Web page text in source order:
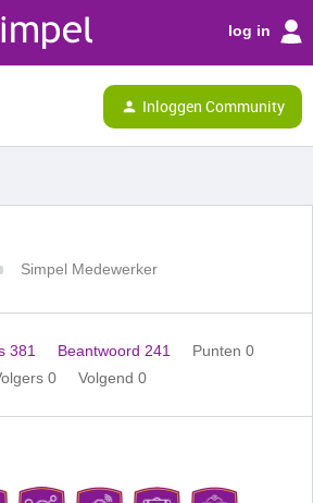
log in
Inloggen Community
Simpel Medewerker
381 Beantwoord 241
Punten 0
0 Volgend 0